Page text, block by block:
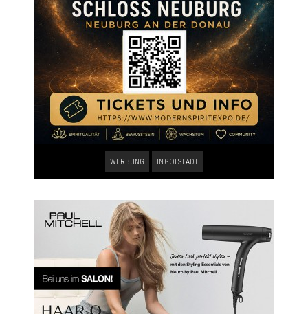
WERBUNG INGOLSTADT